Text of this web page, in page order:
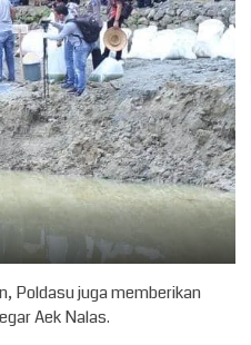
Poldasu juga memberikan
Aek Nalas.